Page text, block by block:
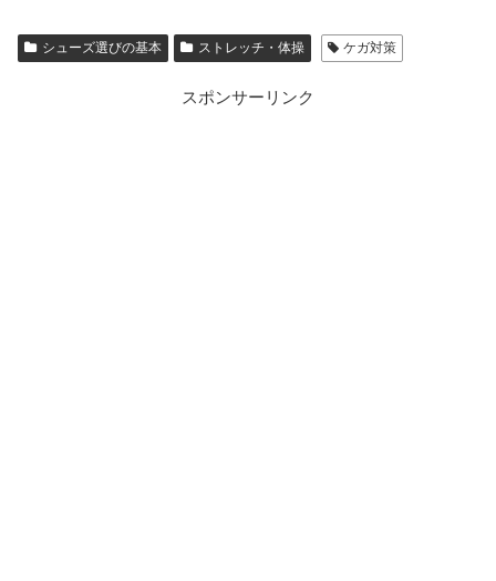
シューズ選びの基本 ストレッチ・体操 ケガ対策
スポンサーリンク